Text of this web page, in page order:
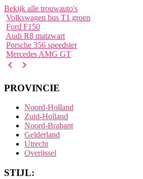
Bekijk alle trouwauto's
Volkswagen bus T1 groen
Ford F150
Audi R8 matzwart
Porsche 356 speedster
Mercedes AMG GT
navigate_before navigate_next
PROVINCIE
Noord-Holland
Zuid-Holland
Noord-Brabant
Gelderland
Utrecht
Overijssel
STIJL: